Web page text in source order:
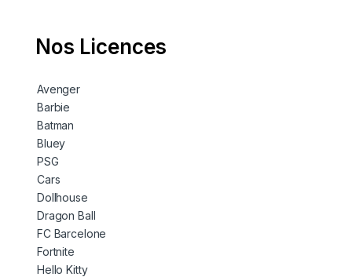
Nos Licences
Avenger
Barbie
Batman
Bluey
PSG
Cars
Dollhouse
Dragon Ball
FC Barcelone
Fortnite
Hello Kitty